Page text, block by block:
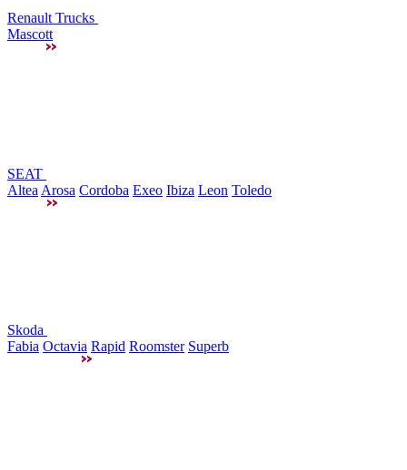
Renault Trucks
Mascott
SEAT
Altea Arosa Cordoba Exeo Ibiza Leon Toledo
Skoda
Fabia Octavia Rapid Roomster Superb